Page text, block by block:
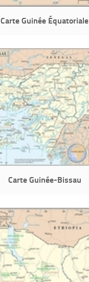
Carte Guinée Équatoriale
Carte Guinée-Bissau